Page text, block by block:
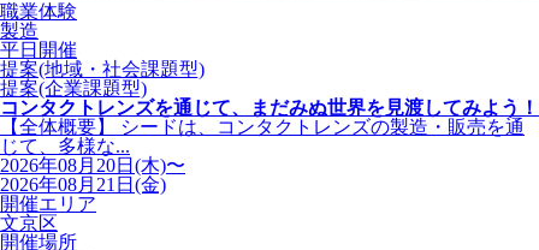
職業体験
製造
平日開催
提案(地域・社会課題型)
提案(企業課題型)
コンタクトレンズを通じて、まだみぬ世界を見渡してみよう！
【全体概要】 シードは、コンタクトレンズの製造・販売を通
じて、多様な...
2026年08月20日(木)〜
2026年08月21日(金)
開催エリア
文京区
開催場所